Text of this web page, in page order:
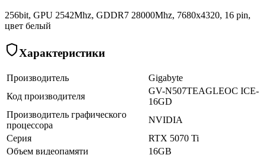
256bit, GPU 2542Mhz, GDDR7 28000Mhz, 7680x4320, 16 pin,
цвет белый
Характеристики
Производитель
Gigabyte
Код производителя
GV-N507TEAGLEOC ICE-
16GD
Производитель графического
процессора
NVIDIA
Серия
RTX 5070 Ti
Объем видеопамяти
16GB